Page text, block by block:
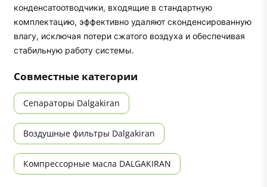
конденсатоотводчики, входящие в стандартную
комплектацию, эффективно удаляют сконденсированную
влагу, исключая потери сжатого воздуха и обеспечивая
стабильную работу системы.
Совместные категории
Сепараторы Dalgakiran
Воздушные фильтры Dalgakiran
Компрессорные масла DALGAKIRAN